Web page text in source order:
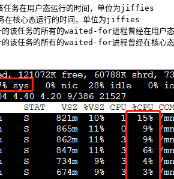
务在用户态运行的时间，单位为jiffies
在核心态运行的时间，单位为jiffies
该任务的所有的waited-for进程曾经在用
该任务的所有的waited-for进程曾经在核